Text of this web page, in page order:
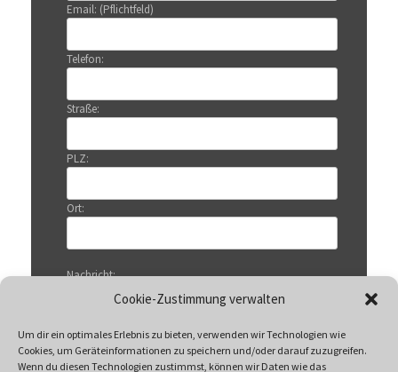
Cookie-Zustimmung verwalten
Um dir ein optimales Erlebnis zu bieten, verwenden wir Technologien wie
Cookies, um Geräteinformationen zu speichern und/oder darauf zuzugreifen.
Wenn du diesen Technologien zustimmst, können wir Daten wie das
Email: (Pflichtfeld)
Telefon:
Straße:
PLZ:
Ort:
Nachricht: